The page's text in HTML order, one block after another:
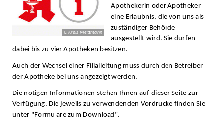
© Kreis Mettmann
Apothekerin oder Apotheker
eine Erlaubnis, die von uns als
zuständiger Behörde
ausgestellt wird. Sie dürfen
dabei bis zu vier Apotheken besitzen.
Auch der Wechsel einer Filialleitung muss durch den Betreiber
der Apotheke bei uns angezeigt werden.
Die nötigen Informationen stehen Ihnen auf dieser Seite zur
Verfügung. Die jeweils zu verwendenden Vordrucke finden Sie
unter "Formulare zum Download".